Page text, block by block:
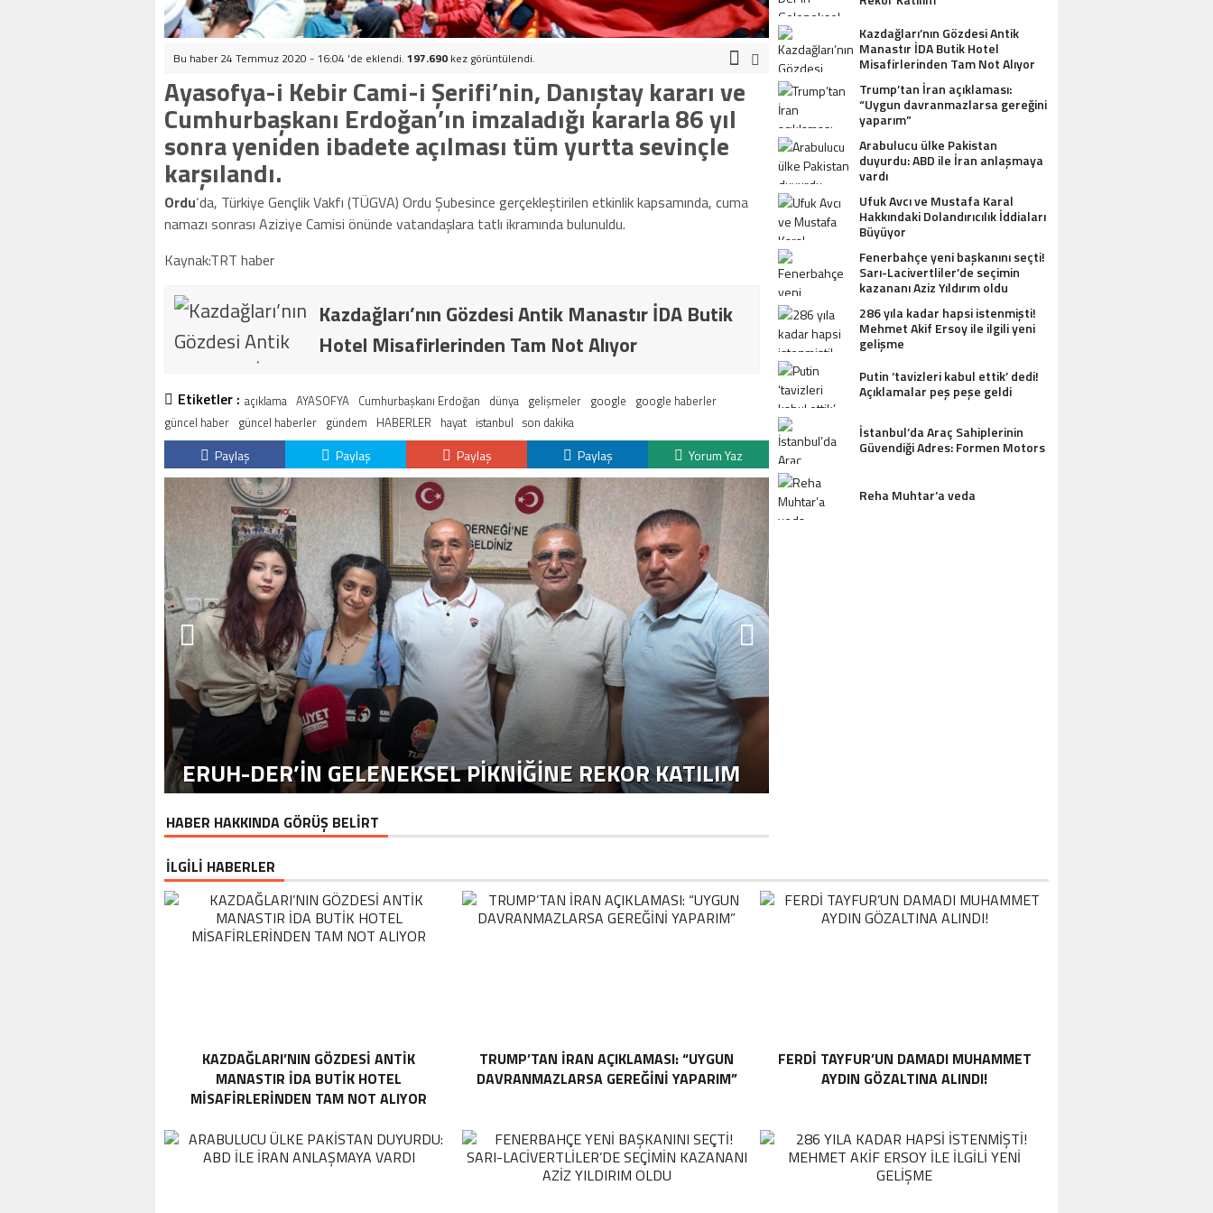
Bu haber 24 Temmuz 2020 - 16:04 'de eklendi. 197.690 kez görüntülendi.
Ayasofya-i Kebir Cami-i Şerifi’nin, Danıştay kararı ve
Cumhurbaşkanı Erdoğan’ın imzaladığı kararla 86 yıl
sonra yeniden ibadete açılması tüm yurtta sevinçle
karşılandı.
Ordu‘da, Türkiye Gençlik Vakfı (TÜGVA) Ordu Şubesince gerçekleştirilen etkinlik kapsamında, cuma
namazı sonrası Aziziye Camisi önünde vatandaşlara tatlı ikramında bulunuldu.
Kaynak:TRT haber
Kazdağları’nın Gözdesi Antik Manastır İDA Butik
Hotel Misafirlerinden Tam Not Alıyor
Etiketler : açıklama AYASOFYA Cumhurbaşkanı Erdoğan dünya gelişmeler google google haberler
güncel haber güncel haberler gündem HABERLER hayat istanbul son dakika
Paylaş Paylaş Paylaş Paylaş Yorum Yaz
ERUH-DER’IN GELENEKSEL PIKNIĞINE REKOR KATILIM
KAZDAĞLARI’NIN GÖZDESI ANTIK
HOTEL MISAFIRLERINDEN TAM NOT
HABER HAKKINDA GÖRÜŞ BELİRT
Kazdağları’nın Gözdesi Antik
Manastır İDA Butik Hotel
Misafirlerinden Tam Not Alıyor
Trump’tan İran açıklaması:
“Uygun davranmazlarsa gereğini
yaparım”
Arabulucu ülke Pakistan
duyurdu: ABD ile İran anlaşmaya
vardı
Ufuk Avcı ve Mustafa Karal
Hakkındaki Dolandırıcılık İddiaları
Büyüyor
Fenerbahçe yeni başkanını seçti!
Sarı-Lacivertliler’de seçimin
kazananı Aziz Yıldırım oldu
286 yıla kadar hapsi istenmişti!
Mehmet Akif Ersoy ile ilgili yeni
gelişme
Putin ‘tavizleri kabul ettik’ dedi!
Açıklamalar peş peşe geldi
İstanbul’da Araç Sahiplerinin
Güvendiği Adres: Formen Motors
Reha Muhtar’a veda
İLGİLİ HABERLER
KAZDAĞLARI’NIN GÖZDESI ANTIK
MANASTIR İDA BUTIK HOTEL
MISAFIRLERINDEN TAM NOT ALIYOR
TRUMP’TAN İRAN AÇIKLAMASI: “UYGUN
DAVRANMAZLARSA GEREĞINI YAPARIM”
FERDI TAYFUR’UN DAMADI MUHAMMET
AYDIN GÖZALTINA ALINDI!